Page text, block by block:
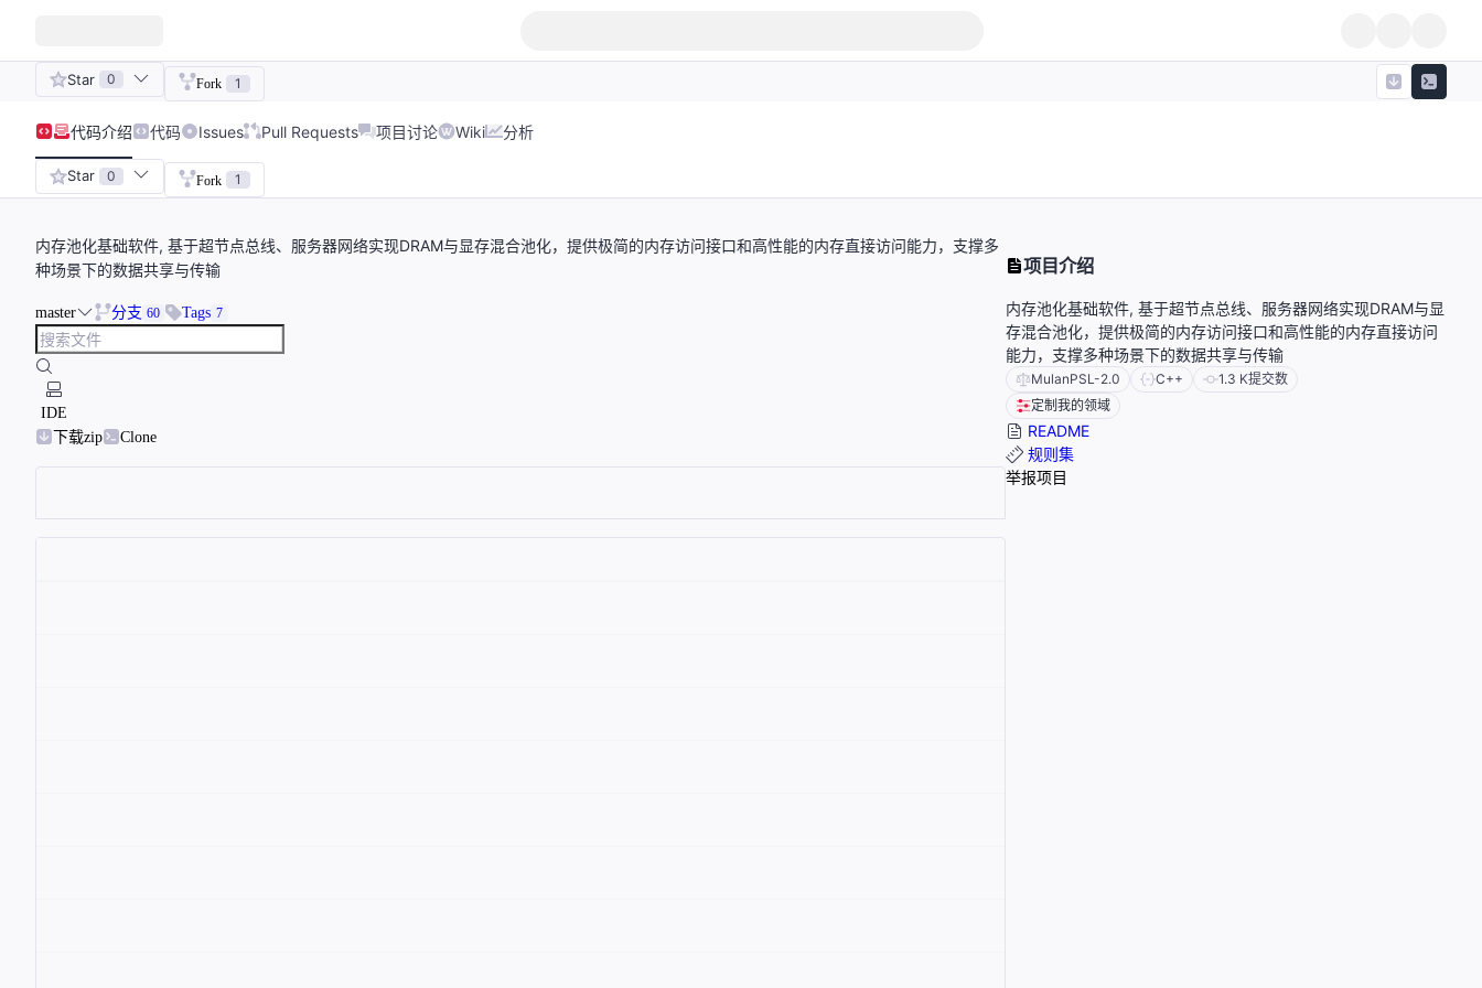
Star 0 Fork 1
代码介绍 代码 Issues Pull Requests 项目讨论 Wiki 分析
Star 0 Fork 1
内存池化基础软件, 基于超节点总线、服务器网络实现DRAM与显存混合池化，提供极简的内存访问接口和高性能的内存直接访问能力，支撑多
种场景下的数据共享与传输
master 分支 60 Tags 7
IDE
下载zip
Clone
项目介绍
内存池化基础软件, 基于超节点总线、服务器网络实现DRAM与显
存混合池化，提供极简的内存访问接口和高性能的内存直接访问
能力，支撑多种场景下的数据共享与传输
MulanPSL-2.0 C++ 1.3 K提交数
定制我的领域
README
规则集
举报项目